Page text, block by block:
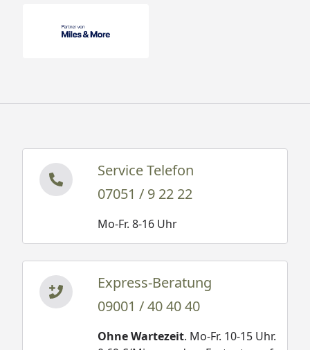
Service Telefon
07051 / 9 22 22
Mo-Fr. 8-16 Uhr
Express-Beratung
09001 / 40 40 40
Ohne Wartezeit. Mo-Fr. 10-15 Uhr.